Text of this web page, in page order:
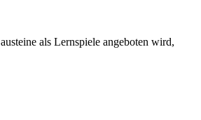
als Lernspiele angeboten wird,